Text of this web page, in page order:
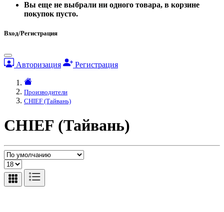
Вы еще не выбрали ни одного товара, в корзине
покупок пусто.
Вход/Регистрация
Авторизация Регистрация
Производители
CHIEF (Тайвань)
CHIEF (Тайвань)